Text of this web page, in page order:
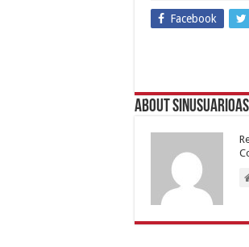
Facebook
About